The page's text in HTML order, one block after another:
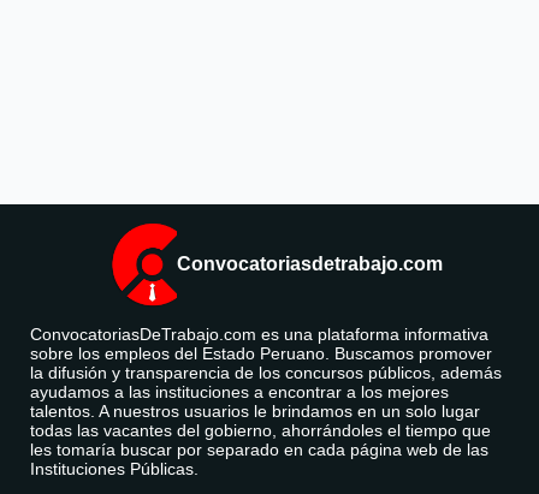
Convocatoriasdetrabajo.com
ConvocatoriasDeTrabajo.com es una plataforma informativa
sobre los empleos del Estado Peruano. Buscamos promover
la difusión y transparencia de los concursos públicos, además
ayudamos a las instituciones a encontrar a los mejores
talentos. A nuestros usuarios le brindamos en un solo lugar
todas las vacantes del gobierno, ahorrándoles el tiempo que
les tomaría buscar por separado en cada página web de las
Instituciones Públicas.